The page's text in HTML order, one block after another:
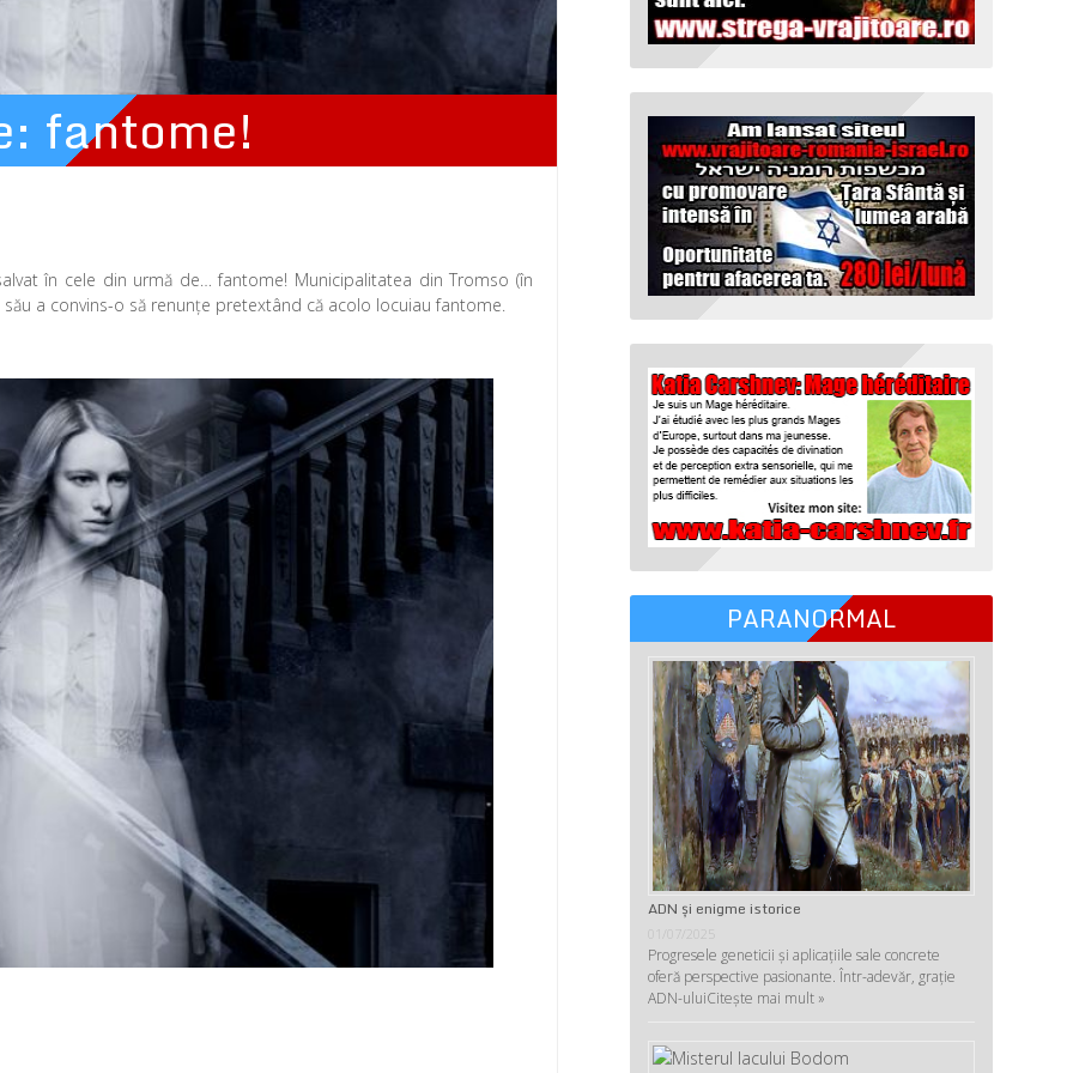
fantome!
în cele din urmă de… fantome! Municipalitatea din Tromso (în
a convins-o să renunţe pretextând că acolo locuiau fantome.
PARANORMAL
ADN şi enigme istorice
01/07/2025
Progresele geneticii şi aplicaţiile sale concrete
oferă perspective pasionante. Într-adevăr, graţie
ADN-uluiCitește mai mult »